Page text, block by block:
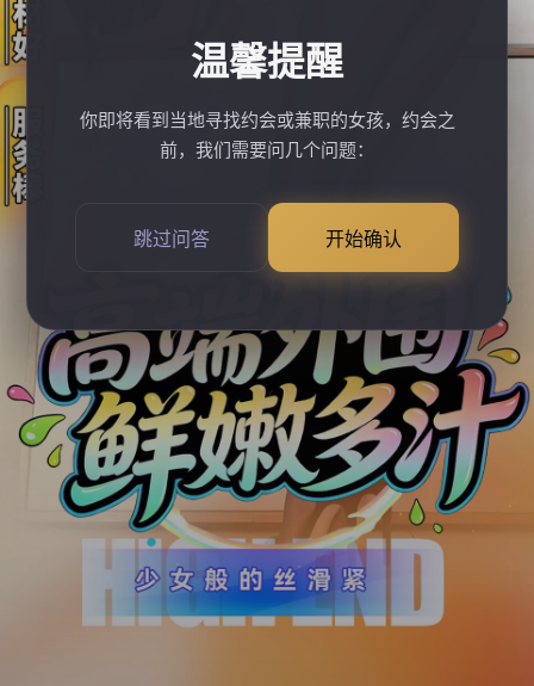
温馨提醒
你即将看到当地寻找约会或兼职的女孩，约会之
前，我们需要问几个问题：
跳过问答 开始确认